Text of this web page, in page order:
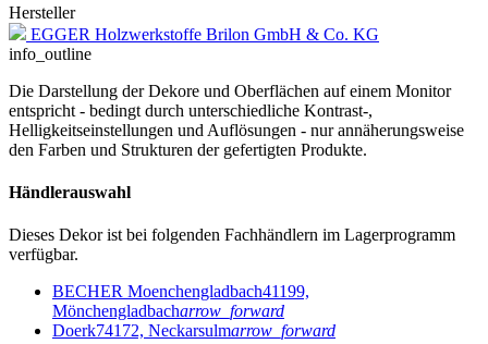
Hersteller
EGGER Holzwerkstoffe Brilon GmbH & Co. KG
info_outline
Die Darstellung der Dekore und Oberflächen auf einem Monitor
entspricht - bedingt durch unterschiedliche Kontrast-,
Helligkeitseinstellungen und Auflösungen - nur annäherungsweise
den Farben und Strukturen der gefertigten Produkte.
Händlerauswahl
Dieses Dekor ist bei folgenden Fachhändlern im Lagerprogramm
verfügbar.
BECHER Moenchengladbach41199,
Mönchengladbacharrow_forward
Doerk74172, Neckarsulmarrow_forward